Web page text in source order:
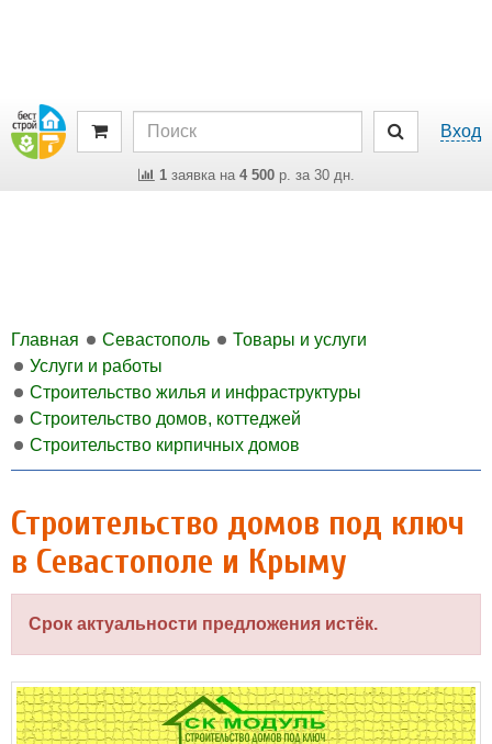
Вход
1заявка на 4 500р. за 30 дн.
Главная Севастополь
Товары и услуги
Услуги и работы
Строительство жилья и инфраструктуры
Строительство домов, коттеджей
Строительство кирпичных домов
Строительство домов под ключ
в Севастополе и Крыму
Срок актуальности предложения истёк.